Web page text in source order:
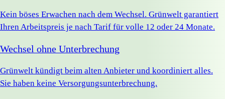
Kein böses Erwachen nach dem Wechsel. Grünwelt garantiert
Ihren Arbeitspreis je nach Tarif für volle 12 oder 24 Monate.
Wechsel ohne Unterbrechung
Grünwelt kündigt beim alten Anbieter und koordiniert alles.
Sie haben keine Versorgungsunterbrechung.